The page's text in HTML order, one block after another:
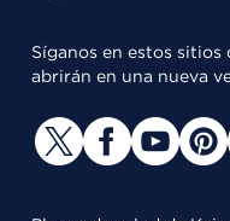
Síganos en estos sitios
abrirán en una nueva